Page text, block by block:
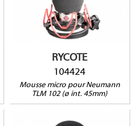
RYCOTE
104424
Mousse micro pour Neumann
TLM 102 (ø int. 45mm)
104422